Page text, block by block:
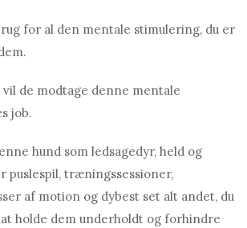
for al den mentale stimulering, du er
vil de modtage denne mentale
job.
hund som ledsagedyr, held og
puslespil, træningssessioner,
af motion og dybest set alt andet, du
holde dem underholdt og forhindre